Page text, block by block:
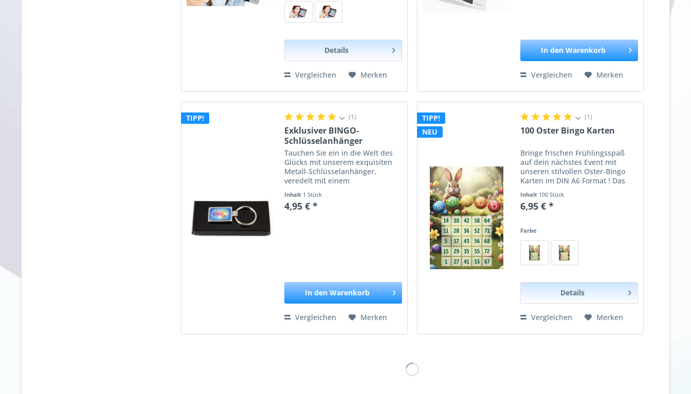
Details
Vergleichen Merken
In den Warenkorb
Vergleichen Merken
TIPP! (1)
Exklusiver BINGO-
Schlüsselanhänger
Tauchen Sie ein in die Welt des
Glücks mit unserem exquisiten
Metall-Schlüsselanhänger,
veredelt mit einem
Dieses einzigartige Accessoire ist
nicht nur praktisch für die
Inhalt 1 Stück
4,95 € *
In den Warenkorb
Vergleichen Merken
TIPP!
NEU
(1)
100 Oster Bingo Karten
Bringe frischen Frühlingsspaß
auf dein nächstes Event mit
unseren stilvollen Oster-Bingo
Karten im DIN A6 Format ! Das
Design kombiniert klassische
Ostermotive mit eleganten Bingo-
Inhalt 100 Stück
6,95 € *
Farbe
Details
Vergleichen Merken